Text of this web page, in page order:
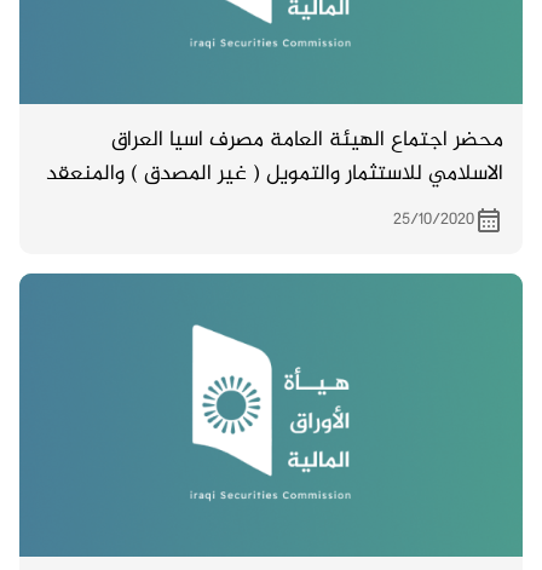
محضر اجتماع الهيئة العامة مصرف اسيا العراق
الاسلامي للاستثمار والتمويل ( غير المصدق ) والمنعقد
بتاريخ 19/10/202025/10/2020